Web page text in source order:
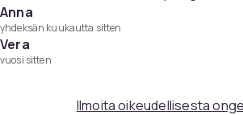
Paksuus: 10 mm
Materiaalit: PU, Lycra
Anna
yhdeksän kuukautta sitten
Vera
vuosi sitten
Ilmoita oikeudellisesta